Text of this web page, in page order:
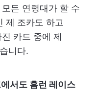
든 연령대가 할 수
제 조카도 하고
카드 중에 제
니다.
서도 홈런 레이스